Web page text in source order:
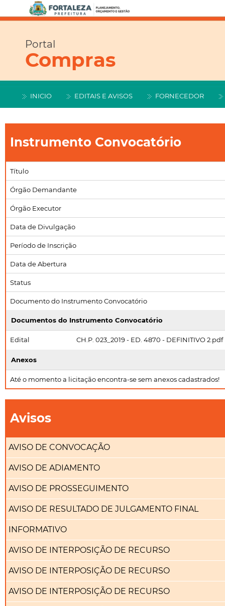
Portal
Compras
INICIO EDITAIS E AVISOS FORNECEDOR
Instrumento Convocatório
Título
Órgão Demandante
Órgão Executor
Data de Divulgação
Período de Inscrição
Data de Abertura
Status
Documento do Instrumento Convocatório
Documentos do Instrumento Convocatório
Edital CH.P. 023_2019 - ED. 4870 - DEFINITIVO 2.pdf
Anexos
Até o momento a licitação encontra-se sem anexos cadastrados!
Avisos
AVISO DE CONVOCAÇÃO
AVISO DE ADIAMENTO
AVISO DE PROSSEGUIMENTO
AVISO DE RESULTADO DE JULGAMENTO FINAL
INFORMATIVO
AVISO DE INTERPOSIÇÃO DE RECURSO
AVISO DE INTERPOSIÇÃO DE RECURSO
AVISO DE INTERPOSIÇÃO DE RECURSO